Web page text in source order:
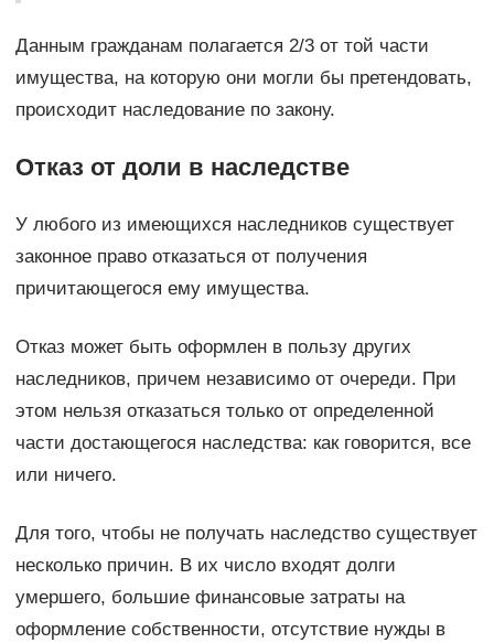
Данным гражданам полагается 2/3 от той части
имущества, на которую они могли бы претендовать,
происходит наследование по закону.
Отказ от доли в наследстве
У любого из имеющихся наследников существует
законное право отказаться от получения
причитающегося ему имущества.
Отказ может быть оформлен в пользу других
наследников, причем независимо от очереди. При
этом нельзя отказаться только от определенной
части достающегося наследства: как говорится, все
или ничего.
Для того, чтобы не получать наследство существует
несколько причин. В их число входят долги
умершего, большие финансовые затраты на
оформление собственности, отсутствие нужды в